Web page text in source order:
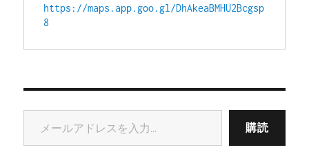
https://maps.app.goo.gl/DhAkeaBMHU2Bcgsp
8
メールアドレスを入力...
購読